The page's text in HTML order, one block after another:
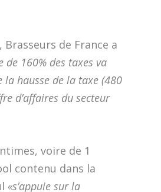
de France a
de 160% des taxes va
la hausse de la taxe (480
d’affaires du secteur
voire de 1
contenu dans la
«s’appuie sur la